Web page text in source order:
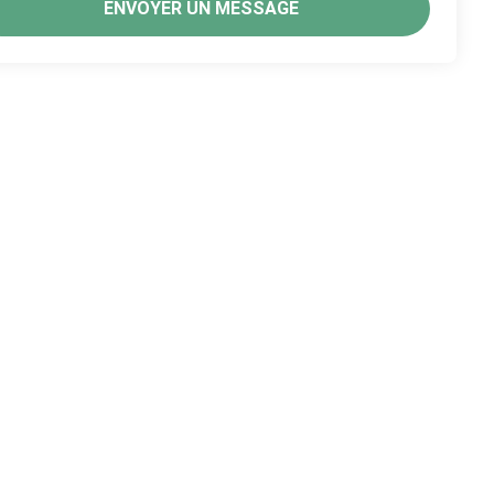
ENVOYER UN MESSAGE